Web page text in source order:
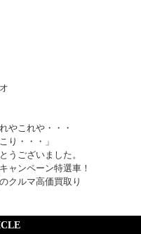
やこれや・・・
り・・・」
うございました。
ャンペーン特選車！
クルマ高価買取り